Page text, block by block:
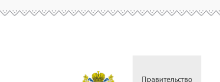
Правительство